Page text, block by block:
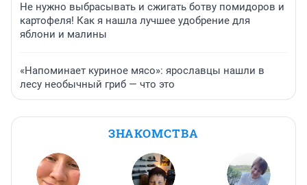
Не нужно выбрасывать и сжигать ботву помидоров и
картофеля! Как я нашла лучшее удобрение для
яблони и малины
«Напоминает куриное мясо»: ярославцы нашли в
лесу необычный гриб — что это
ЗНАКОМСТВА